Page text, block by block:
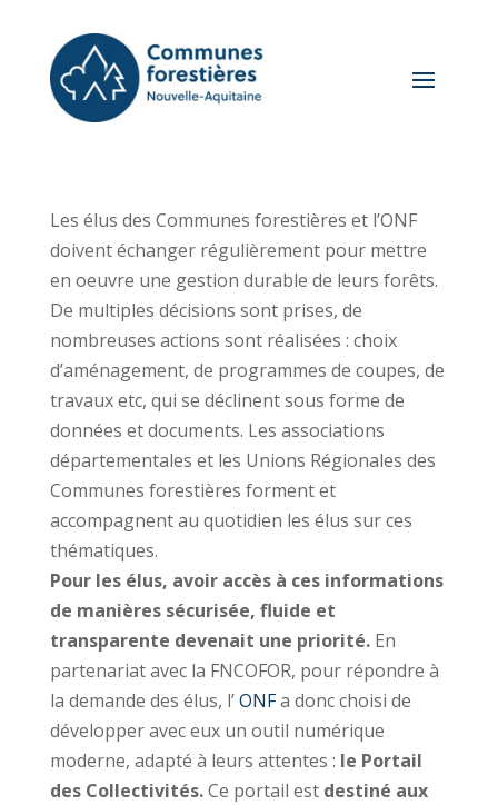
Les élus des Communes forestières et l’ONF
doivent échanger régulièrement pour mettre
en oeuvre une gestion durable de leurs forêts.
De multiples décisions sont prises, de
nombreuses actions sont réalisées : choix
d’aménagement, de programmes de coupes, de
travaux etc, qui se déclinent sous forme de
données et documents. Les associations
départementales et les Unions Régionales des
Communes forestières forment et
accompagnent au quotidien les élus sur ces
thématiques.
Pour les élus, avoir accès à ces informations
de manières sécurisée, fluide et
transparente devenait une priorité.En
partenariat avec la FNCOFOR, pour répondre à
la demande des élus, l’ONFa donc choisi de
développer avec eux un outil numérique
moderne, adapté à leurs attentes : le Portail
des Collectivités.Ce portail est destiné aux